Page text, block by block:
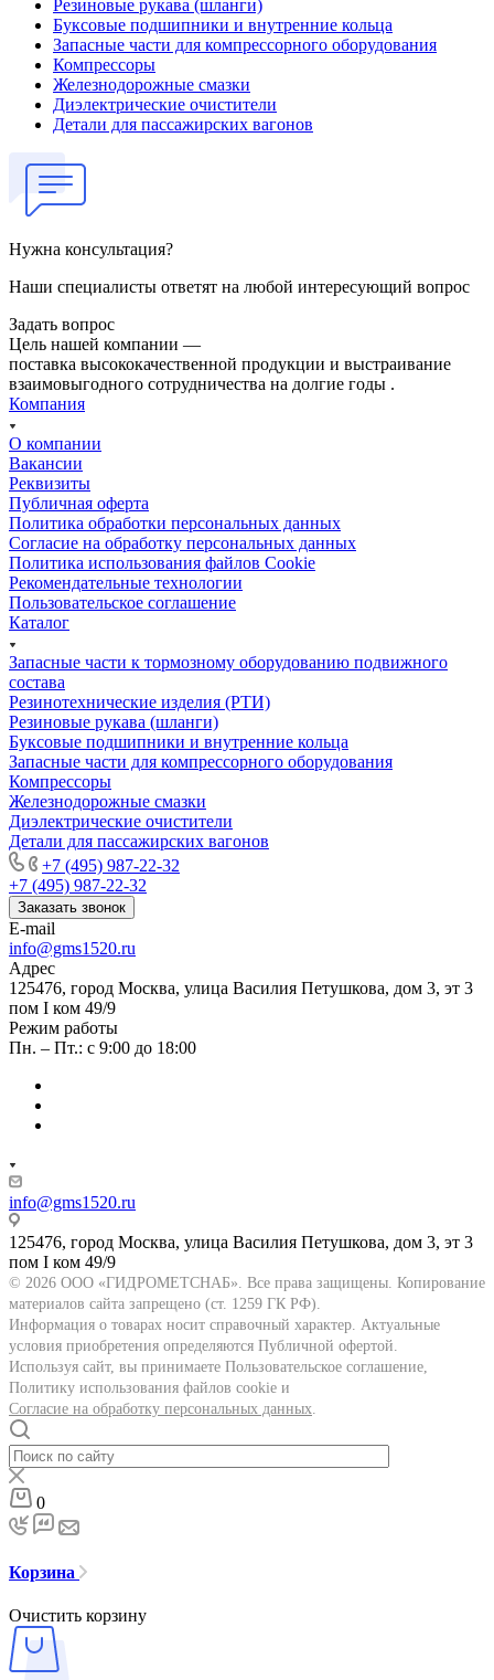
Резиновые рукава (шланги)
Буксовые подшипники и внутренние кольца
Запасные части для компрессорного оборудования
Компрессоры
Железнодорожные смазки
Диэлектрические очистители
Детали для пассажирских вагонов
Нужна консультация?
Наши специалисты ответят на любой интересующий вопрос
Задать вопрос
Цель нашей компании —
поставка высококачественной продукции и выстраивание
взаимовыгодного сотрудничества на долгие годы .
Компания
О компании
Вакансии
Реквизиты
Публичная оферта
Политика обработки персональных данных
Cогласие на обработку персональных данных
Политика использования файлов Cookie
Рекомендательные технологии
Пользовательское соглашение
Каталог
Запасные части к тормозному оборудованию подвижного
состава
Резинотехнические изделия (РТИ)
Резиновые рукава (шланги)
Буксовые подшипники и внутренние кольца
Запасные части для компрессорного оборудования
Компрессоры
Железнодорожные смазки
Диэлектрические очистители
Детали для пассажирских вагонов
+7 (495) 987-22-32
+7 (495) 987-22-32
Заказать звонок
E-mail
info@gms1520.ru
Адрес
125476, город Москва, улица Василия Петушкова, дом 3, эт 3
пом I ком 49/9
Режим работы
Пн. – Пт.: с 9:00 до 18:00
info@gms1520.ru
125476, город Москва, улица Василия Петушкова, дом 3, эт 3
пом I ком 49/9
© 2026 ООО «ГИДРОМЕТСНАБ». Все права защищены. Копирование
материалов сайта запрещено (ст. 1259 ГК РФ).
Информация о товарах носит справочный характер. Актуальные
условия приобретения определяются Публичной офертой.
Используя сайт, вы принимаете Пользовательское соглашение,
Политику использования файлов cookie и
Согласие на обработку персональных данных
0
Корзина
Очистить корзину